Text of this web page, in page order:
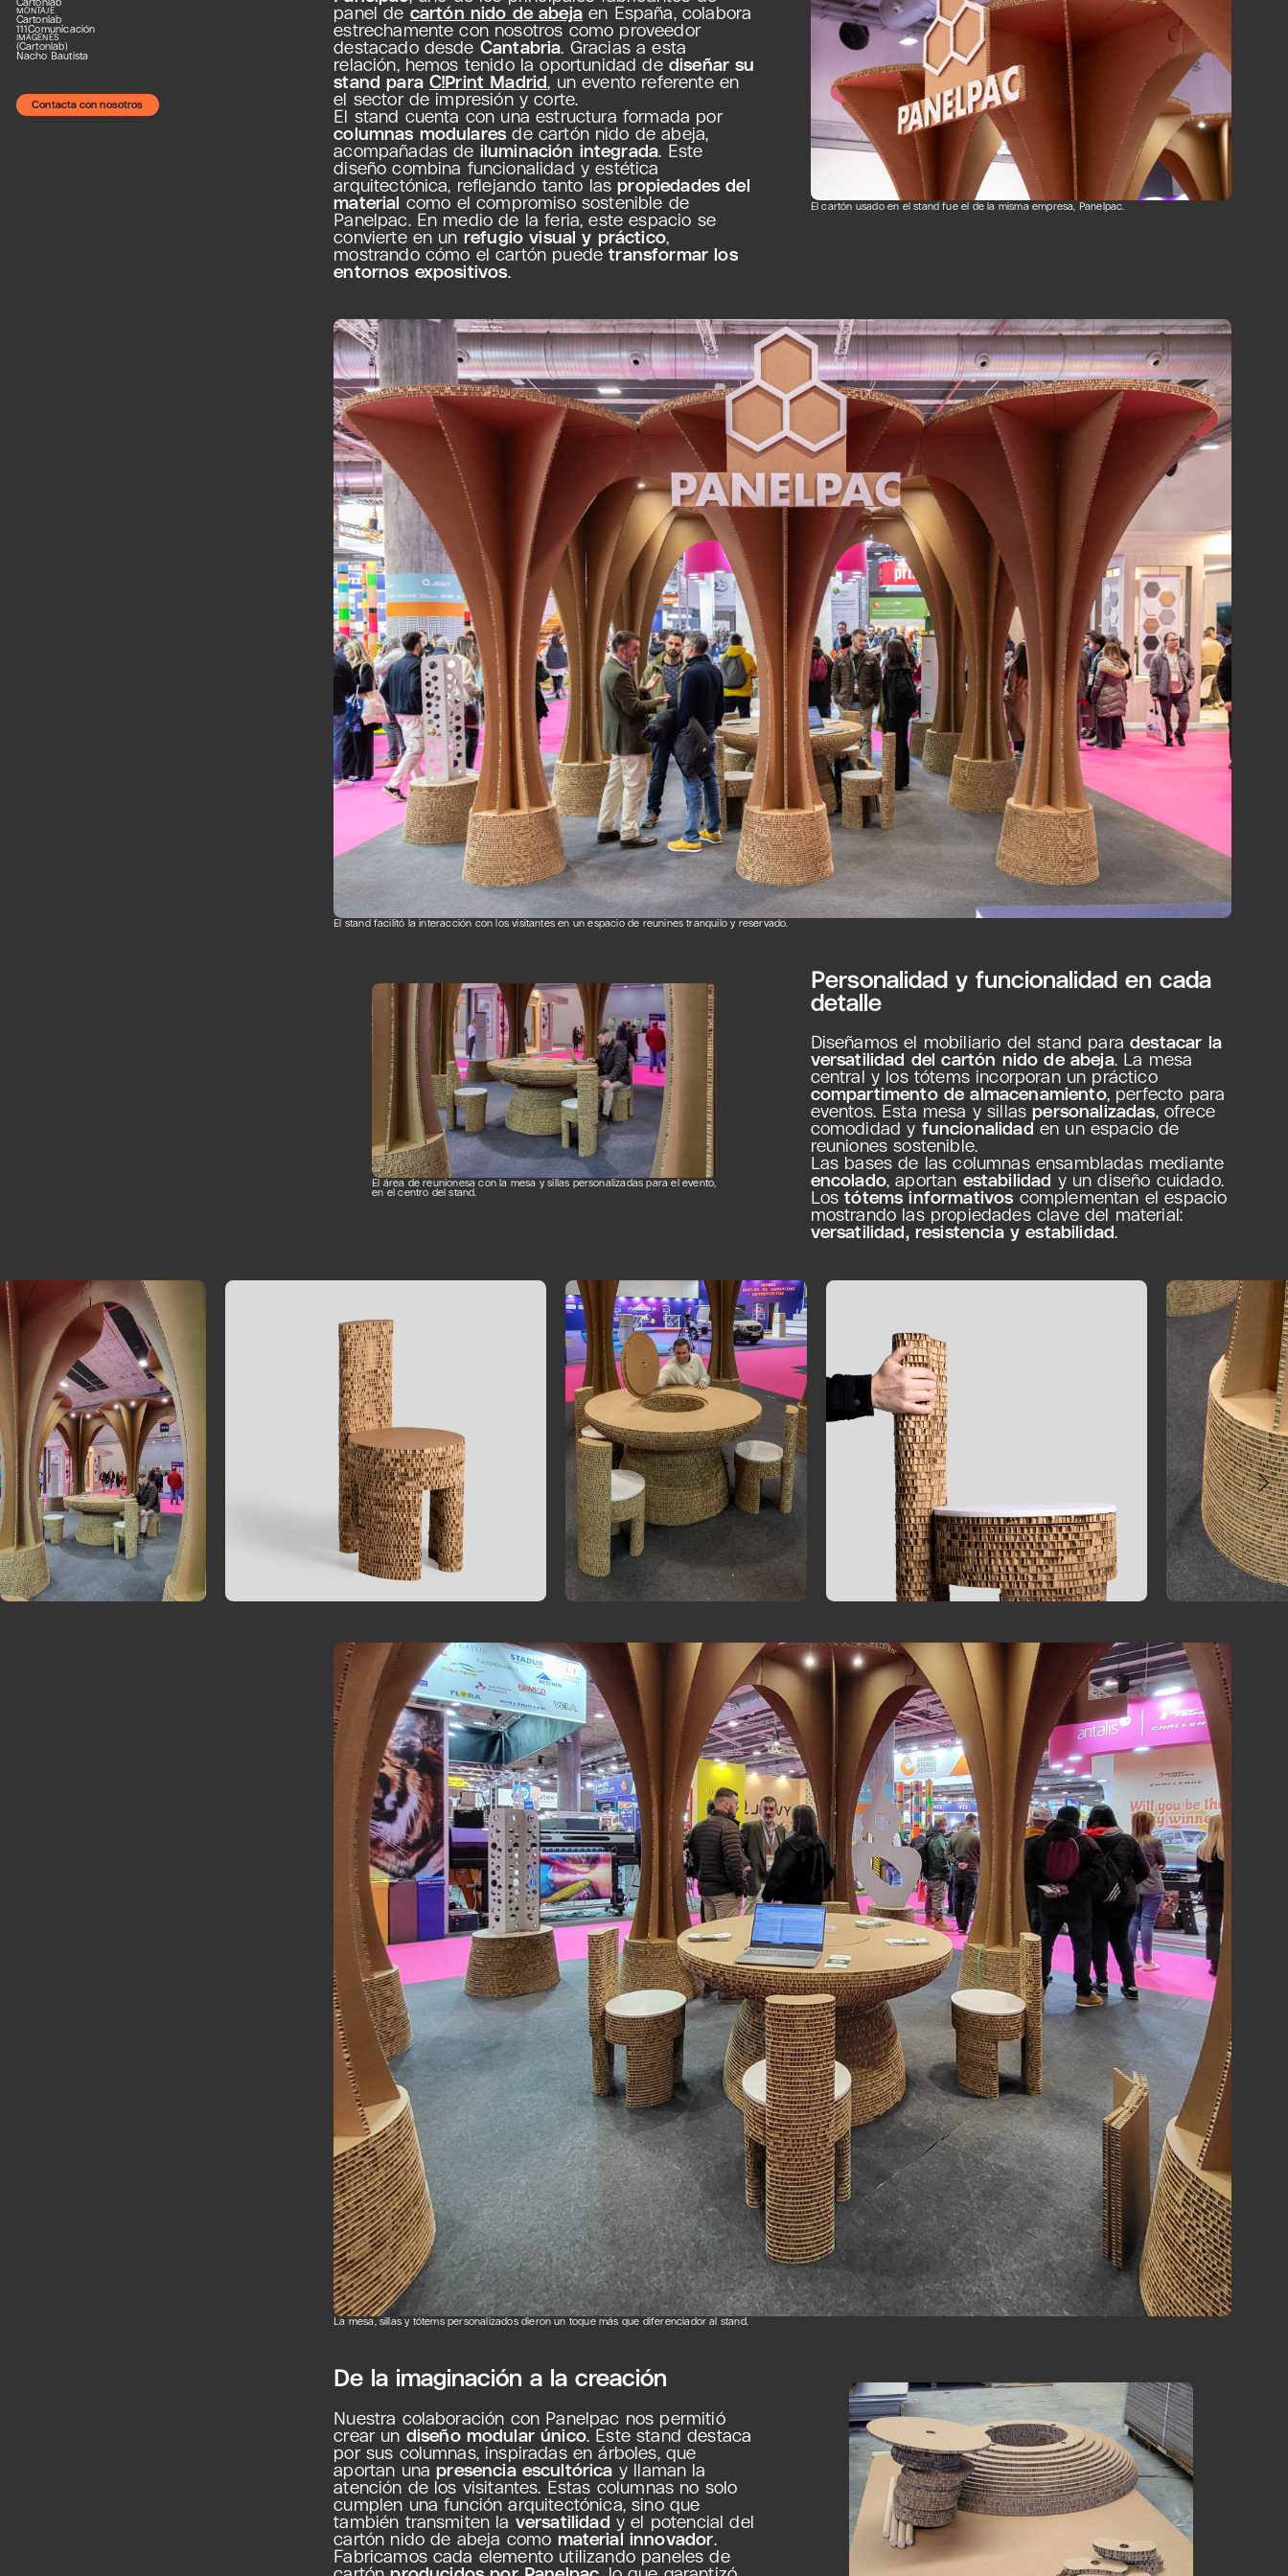
MONTAJE
Cartonlab
111Comunicación
IMÁGENES
(Cartonlab)
Nacho Bautista
Contacta con nosotros
panel de cartón nido de abeja en España, colabora
estrechamente con nosotros como proveedor
destacado desde Cantabria . Gracias a esta
relación, hemos tenido la oportunidad de diseñar su
stand para C!Print Madrid , un evento referente en
el sector de impresión y corte.
El stand cuenta con una estructura formada por
columnas modulares de cartón nido de abeja,
acompañadas de iluminación integrada . Este
diseño combina funcionalidad y estética
arquitectónica, reflejando tanto laspropiedades del
material como el compromiso sostenible de
Panelpac. En medio de la feria, este espacio se
convierte en un refugio visual y práctico
mostrando cómo el cartón puedetransformar los
entornos expositivos
El cartón usado en el stand fue el de la misma empresa, Panelpac.
El stand facilitó la interacción con los visitantes en un espacio de reunines tranquilo y reservado.
El área de reunionesa con la mesa y sillas personalizadas para el evento,
en el centro del stand.
Personalidad y funcionalidad en cada
detalle
Diseñamos el mobiliario del stand paradestacar la
versatilidad del cartón nido de abeja. La mesa
central y los tótems incorporan un práctico
compartimento de almacenamiento, perfecto para
eventos. Esta mesa y sillaspersonalizadas, ofrece
comodidad y funcionalidad en un espacio de
reuniones sostenible.
Las bases de las columnas ensambladas mediante
encolado, aportan estabilidad y un diseño cuidado.
Lostótems informativos complementan el espacio
mostrando las propiedades clave del material:
versatilidad, resistencia y estabilidad.
La mesa, sillas y tótems personalizados dieron un toque más que diferenciador al stand.
De la imaginación a la creación
Nuestra colaboración con Panelpac nos permitió
crear un diseño modular único . Este stand destaca
por sus columnas, inspiradas en árboles, que
aportan unapresencia escultórica y llaman la
atención de los visitantes. Estas columnas no solo
cumplen una función arquitectónica, sino que
también transmiten la versatilidad y el potencial del
cartón nido de abeja como material innovador
Fabricamos cada elemento utilizando paneles de